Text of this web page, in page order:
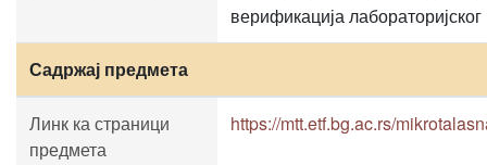
верификација
Садржај предмета
Линк ка страници
предмета
https://mtt.etf.bg.ac.rs/